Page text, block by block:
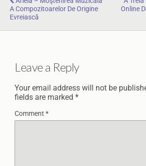
A Compozitoarelor De Origine
Evreiască
Online
Leave a Reply
Your email address will not be
fields are marked *
Comment *